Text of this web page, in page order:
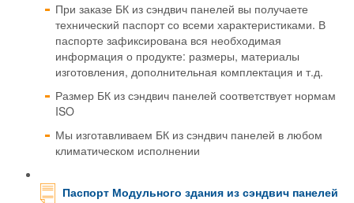
При заказе БК из сэндвич панелей вы получаете
технический паспорт со всеми характеристиками. В
паспорте зафиксирована вся необходимая
информация о продукте: размеры, материалы
изготовления, дополнительная комплектация и т.д.
Размер БК из сэндвич панелей соответствует нормам
ISO
Мы изготавливаем БК из сэндвич панелей в любом
климатическом исполнении
Паспорт Модульного здания из сэндвич панелей